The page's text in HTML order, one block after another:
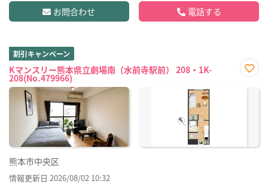
お問合わせ 電話する
割引キャンペーン
Kマンスリー熊本県立劇場南（水前寺駅前） 208・1K-
208(No.479966)
に入
熊本市中央区
情報更新日 2026/08/02 10:32